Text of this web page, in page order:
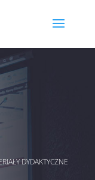
DYDAKTYCZNE